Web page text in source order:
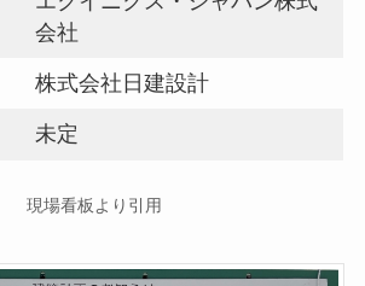
会社
株式会社日建設計
未定
現場看板より引用